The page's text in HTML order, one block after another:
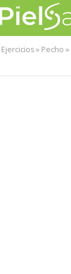
Ejercicios» Pecho »